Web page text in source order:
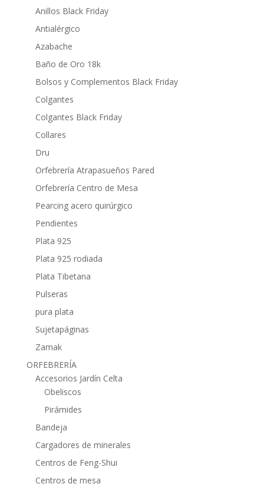
Anillos Black Friday
Antialérgico
Azabache
Baño de Oro 18k
Bolsos y Complementos Black Friday
Colgantes
Colgantes Black Friday
Collares
Dru
Orfebrería Atrapasueños Pared
Orfebrería Centro de Mesa
Pearcing acero quirúrgico
Pendientes
Plata 925
Plata 925 rodiada
Plata Tibetana
Pulseras
pura plata
Sujetapáginas
Zamak
ORFEBRERÍA
Accesorios Jardín Celta
Obeliscos
Pirámides
Bandeja
Cargadores de minerales
Centros de Feng-Shui
Centros de mesa